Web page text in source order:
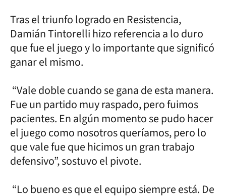
Tras el triunfo logrado en Resistencia,
Damián Tintorelli hizo referencia a lo duro
que fue el juego y lo importante que significó
ganar el mismo.
“Vale doble cuando se gana de esta manera.
Fue un partido muy raspado, pero fuimos
pacientes. En algún momento se pudo hacer
el juego como nosotros queríamos, pero lo
que vale fue que hicimos un gran trabajo
defensivo”, sostuvo el pivote.
“Lo bueno es que el equipo siempre está. De